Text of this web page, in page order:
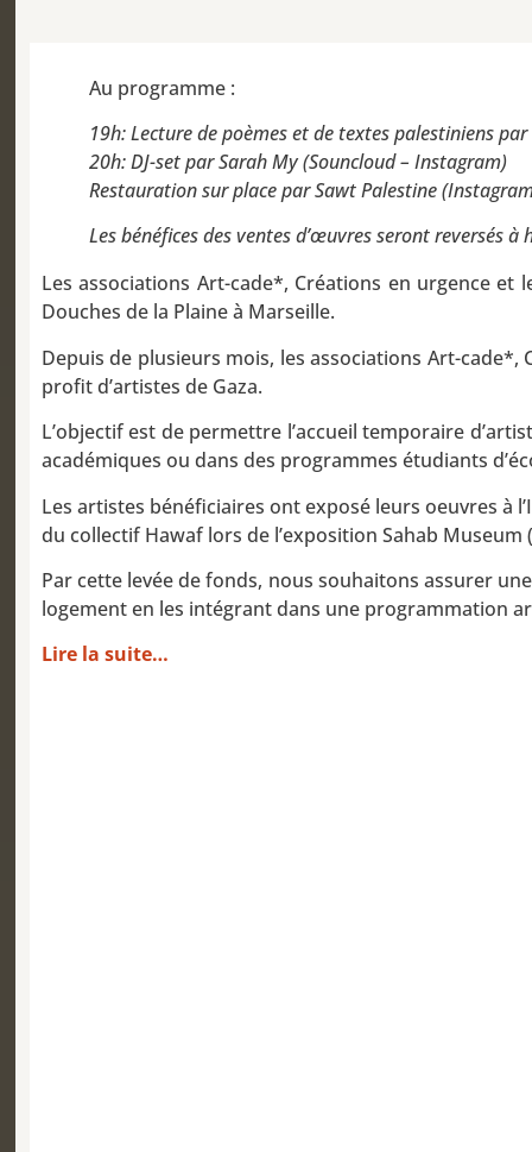
Au programme :
19h: Lecture de poèmes et de textes palestiniens
20h: DJ-set par Sarah My (Souncloud – Instagram)
Restauration sur place par Sawt Palestine
Les bénéfices des ventes d’œuvres seront reversés
Les associations Art-cade*, Créations en urgence et
Douches de la Plaine à Marseille.
Depuis de plusieurs mois, les associations Art-
profit d’artistes de Gaza.
L’objectif est de permettre l’accueil temporaire
académiques ou dans des programmes étudiants
Les artistes bénéficiaires ont exposé leurs oeuvres à
du collectif Hawaf lors de l’exposition Sahab Museum
Par cette levée de fonds, nous souhaitons assurer
logement en les intégrant dans une programmation
Lire la suite…